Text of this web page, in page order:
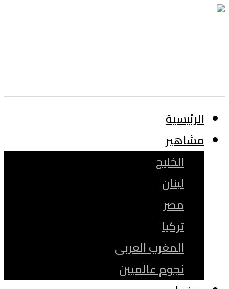
الرئيسية
مشاهير
الخليج
لبنان
مصر
تركيا
المغرب العربى
نجوم عالميين